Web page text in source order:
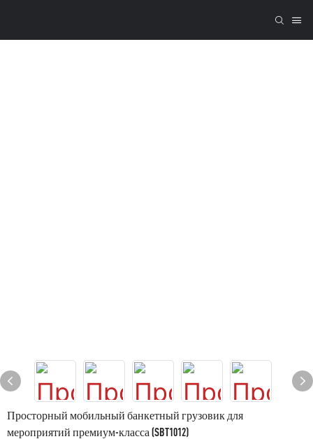
Просторный мобильный банкетный грузовик для
мероприятий премиум-класса (SBT1012)